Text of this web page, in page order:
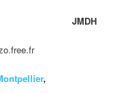
JMDH
,